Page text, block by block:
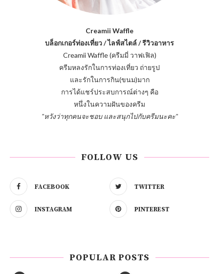
Creamii Waffle
บล็อกเกอร์ท่องเที่ยว / ไลฟ์สไตล์ / รีวิวอาหาร
Creamii Waffle (ครีมมี่ วาฟเฟิล)
ครีมหลงรักในการท่องเที่ยว ถ่ายรูป
และรักในการกิน(ขนม)มาก
การได้แชร์ประสบการณ์ต่างๆ คือ
หนึ่งในความฝันของครีม
"หวังว่าทุกคนจะชอบ และสนุกไปกับครีมนะคะ"
FOLLOW US
FACEBOOK TWITTER
INSTAGRAM PINTEREST
POPULAR POSTS